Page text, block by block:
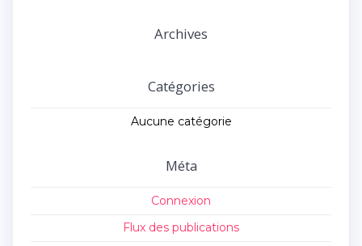
Archives
Catégories
Aucune catégorie
Méta
Connexion
Flux des publications